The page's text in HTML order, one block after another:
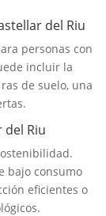
del Riu
personas con
incluir la
de suelo, una
del Riu
bajo consumo
eficientes o